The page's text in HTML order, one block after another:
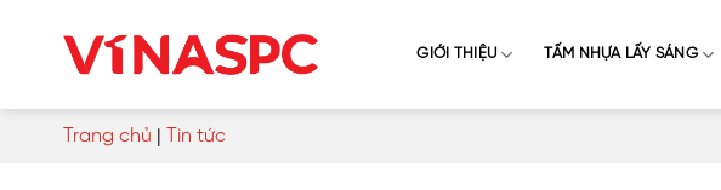
GIỚI THIỆU TẤM NHỰA LẤY SÁNG
Trang chủ | Tin tức